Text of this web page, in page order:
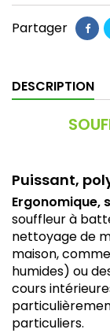
Partager
DESCRIPTION
Puissant,
Ergonomique,
souffleur à
nettoyage de
maison,
humides) ou
cours
particuliers.